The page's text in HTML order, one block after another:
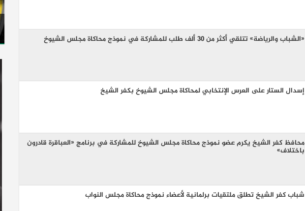
«الشباب والرياضة» تتلقي أكثر من ٣٠ ألف طلب للمشاركة في نموذج محاكاة مجلس الشيوخ
إسدال الستار على العرس الإنتخابي لمحاكاة مجلس الشيوخ بكفر الشيخ
محافظ كفر الشيخ يكرم عضو نموذج محاكاة مجلس الشيوخ للمشاركة في برنامج «العباقرة قادرون
باختلاف»
شباب كفر الشيخ تطلق ملتقيات برلمانية لأعضاء نموذج محاكاة مجلس النواب